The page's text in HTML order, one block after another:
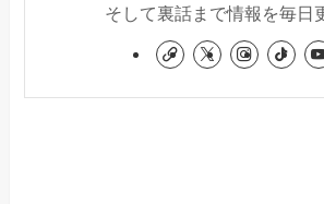
そして裏話まで情報を毎日